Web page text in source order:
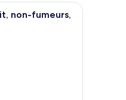
à coucher comprenant un lit,
non-fumeurs,